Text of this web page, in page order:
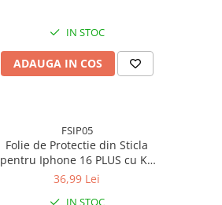
IN STOC
ADAUGA IN COS
FSIP05
Folie de Protectie din Sticla
pentru Iphone 16 PLUS cu Kit
Montare Inclus, Adeziv pe
36,99 Lei
IN STOC